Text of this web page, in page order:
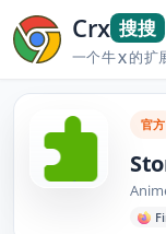
Crx 搜搜
一个牛X的扩
官方